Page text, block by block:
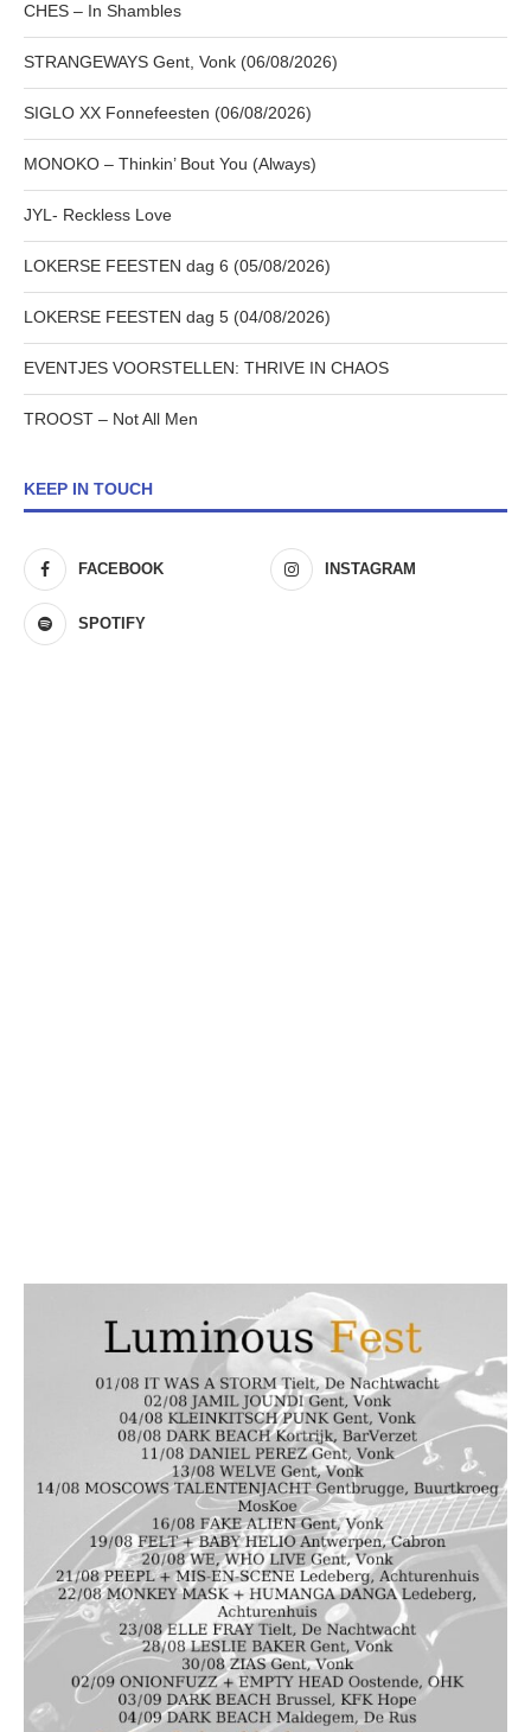
CHES – In Shambles
STRANGEWAYS Gent, Vonk (06/08/2026)
SIGLO XX Fonnefeesten (06/08/2026)
MONOKO – Thinkin’ Bout You (Always)
JYL- Reckless Love
LOKERSE FEESTEN dag 6 (05/08/2026)
LOKERSE FEESTEN dag 5 (04/08/2026)
EVENTJES VOORSTELLEN: THRIVE IN CHAOS
TROOST – Not All Men
KEEP IN TOUCH
FACEBOOK INSTAGRAM
SPOTIFY